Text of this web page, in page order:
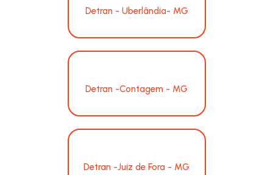
Detran - Uberlândia- MG
Detran -Contagem - MG
Detran -Juiz de Fora - MG